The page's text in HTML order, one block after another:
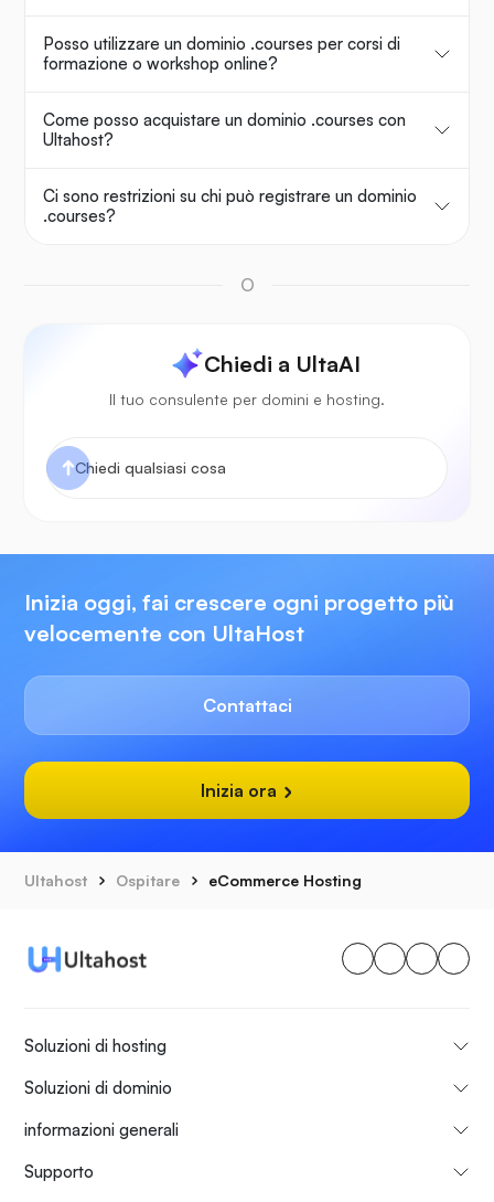
Posso utilizzare un dominio .courses per corsi di
formazione o workshop online?
Come posso acquistare un dominio .courses con
Ultahost?
Ci sono restrizioni su chi può registrare un dominio
.courses?
O
Chiedi a UltaAI
Il tuo consulente per domini e hosting.
Inizia oggi, fai crescere ogni progetto più
velocemente con UltaHost
Contattaci
Inizia ora
Ultahost Ospitare eCommerce Hosting
Soluzioni di hosting
Soluzioni di dominio
informazioni generali
Supporto